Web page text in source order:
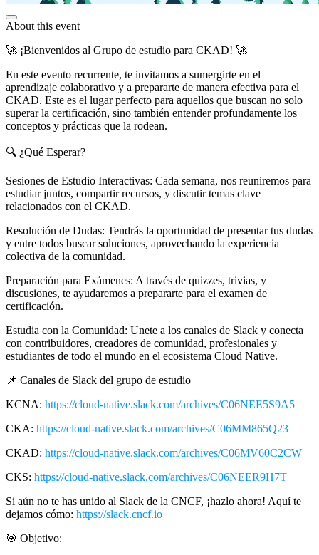
About this event
🚀 ¡Bienvenidos al Grupo de estudio para CKAD! 🚀
En este evento recurrente, te invitamos a sumergirte en el
aprendizaje colaborativo y a prepararte de manera efectiva para el
CKAD. Este es el lugar perfecto para aquellos que buscan no solo
superar la certificación, sino también entender profundamente los
conceptos y prácticas que la rodean.
🔍 ¿Qué Esperar?
Sesiones de Estudio Interactivas: Cada semana, nos reuniremos para
estudiar juntos, compartir recursos, y discutir temas clave
relacionados con el CKAD.
Resolución de Dudas: Tendrás la oportunidad de presentar tus dudas
y entre todos buscar soluciones, aprovechando la experiencia
colectiva de la comunidad.
Preparación para Exámenes: A través de quizzes, trivias, y
discusiones, te ayudaremos a prepararte para el examen de
certificación.
Estudia con la Comunidad: Unete a los canales de Slack y conecta
con contribuidores, creadores de comunidad, profesionales y
estudiantes de todo el mundo en el ecosistema Cloud Native.
📌 Canales de Slack del grupo de estudio
KCNA: https://cloud-native.slack.com/archives/C06NEE5S9A5
CKA: https://cloud-native.slack.com/archives/C06MM865Q23
CKAD: https://cloud-native.slack.com/archives/C06MV60C2CW
CKS: https://cloud-native.slack.com/archives/C06NEER9H7T
Si aún no te has unido al Slack de la CNCF, ¡hazlo ahora! Aquí te
dejamos cómo: https://slack.cncf.io
🎯 Objetivo: